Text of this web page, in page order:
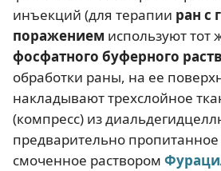
инъекций (для терапии ран с
поражением используют тот
фосфатного буферного
обработки раны, на ее
накладывают трехслойное
(компресс) из
предварительно пропитанное
смоченное раствором